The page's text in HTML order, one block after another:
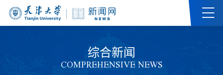
综合新闻
COMPREHENSIVE NEWS